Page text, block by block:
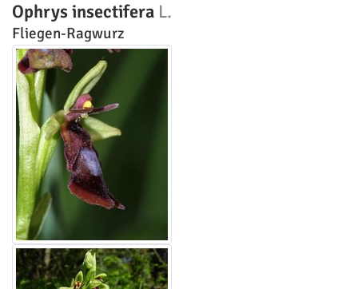
Ophrys insectifera L.
Fliegen-Ragwurz